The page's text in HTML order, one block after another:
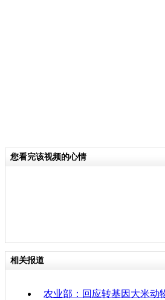
您看完该视频的心情
相关报道
农业部：回应转基因大米